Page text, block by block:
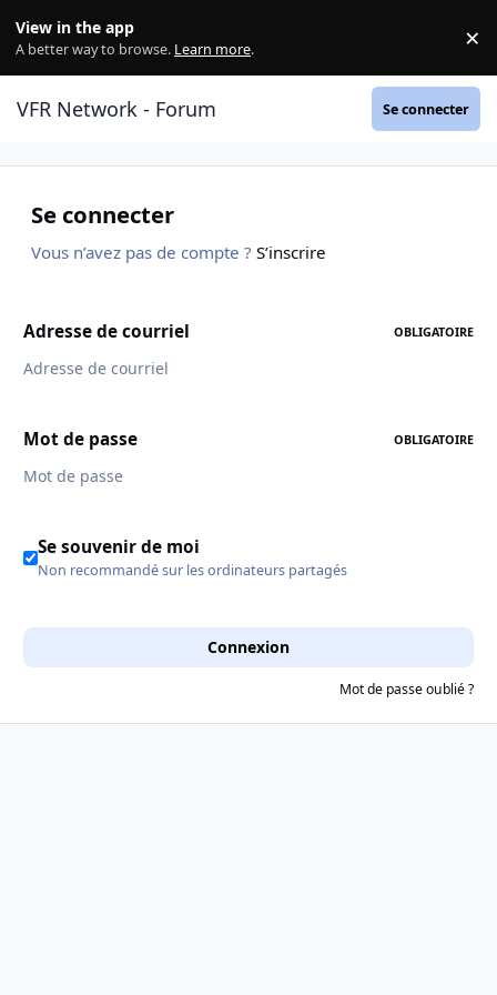
View in the app
A better way to browse. Learn more. ×
VFR Network - Forum Se connecter
Se connecter
Vous n’avez pas de compte ? S’inscrire
Adresse de courriel OBLIGATOIRE
Mot de passe OBLIGATOIRE
Se souvenir de moi
Non recommandé sur les ordinateurs partagés
Connexion
Mot de passe oublié ?